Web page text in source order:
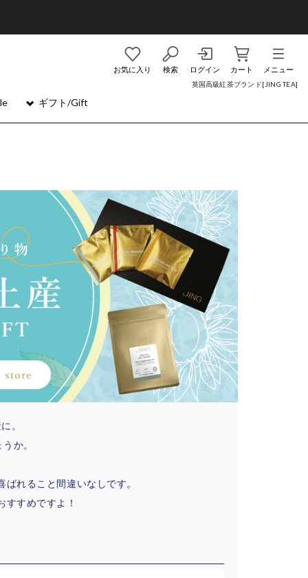
英国高級紅茶ブランド[JING TEA]
お気に入り 検索 ログイン カート メニュー
ギフト/Gift
。
か。
れること間違いなしです。
すめですよ！